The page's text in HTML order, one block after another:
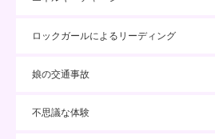
ロックガールによるリーディング
娘の交通事故
不思議な体験